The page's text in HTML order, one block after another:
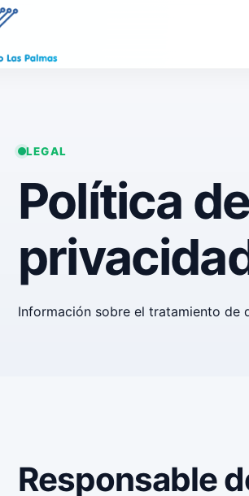
LEGAL
Política de
Información sobre el tratamiento de
Responsable